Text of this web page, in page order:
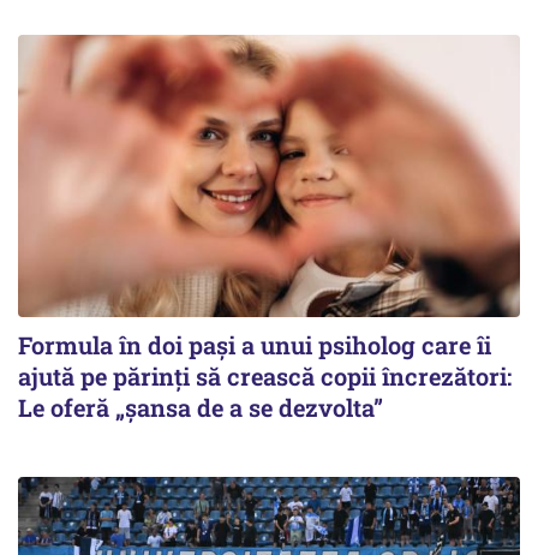
Formula în doi pași a unui psiholog care îi
ajută pe părinți să crească copii încrezători:
Le oferă „șansa de a se dezvolta”